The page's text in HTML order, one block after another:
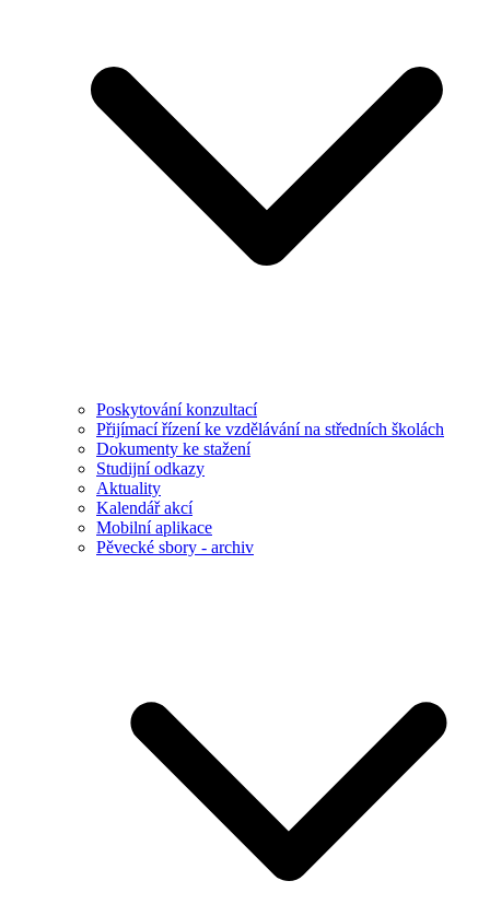
Poskytování konzultací
Přijímací řízení ke vzdělávání na středních školách
Dokumenty ke stažení
Studijní odkazy
Aktuality
Kalendář akcí
Mobilní aplikace
Pěvecké sbory - archiv